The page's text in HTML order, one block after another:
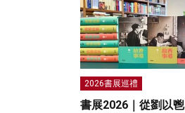
2026書展巡禮
書展2026｜從劉以鬯